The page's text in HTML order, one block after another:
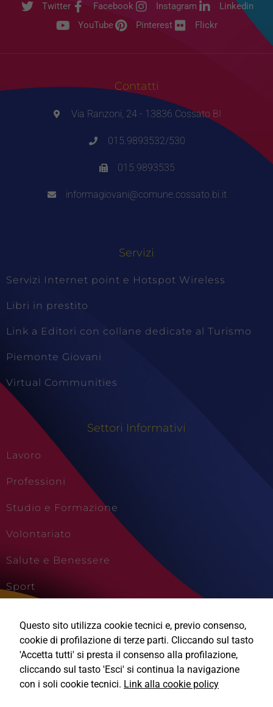
Twitter Facebook Instagram
Linkedin
YouTube
Pinterest Flickr
Contatti
Via Ranzoni, 24 - 13836 Cossato BI
015.9893532/530
015.9893535
informagiovani@comune.cossato.bi.it
Servizi
Servizi Internet point e Hotspot Wireless
Libri in prestito
Link a Editori con collane dedicate al Turismo
Piemonte Giovani
Virtual Communities
Settori Informativi
Lavoro
Professioni
Studio e Formazione
Volontariato
Salute e Benessere
Sport
Viaggi e Vacanze
Questo sito utilizza cookie tecnici e, previo consenso,
cookie di profilazione di terze parti. Cliccando sul tasto
'Accetta tutti' si presta il consenso alla profilazione,
cliccando sul tasto 'Esci' si continua la navigazione
con i soli cookie tecnici. Link alla cookie policy